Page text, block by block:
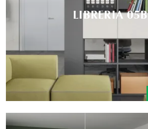
LIBRERIA 05B